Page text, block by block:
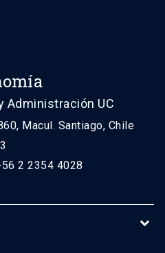
Administración UC
Macul. Santiago, Chile
2 2354 4028